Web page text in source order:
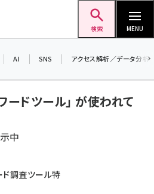
検索 MENU
AI SNS アクセス解析／データ分析
ドツール」 が使われて
中
調査ツール特